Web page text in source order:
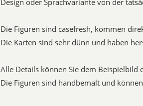
Design oder Sprachvariante von der
Die Figuren sind casefresh, kommen
Die Karten sind sehr dünn und haben
Alle Details können Sie dem Beispielbild
Die Figuren sind handbemalt und